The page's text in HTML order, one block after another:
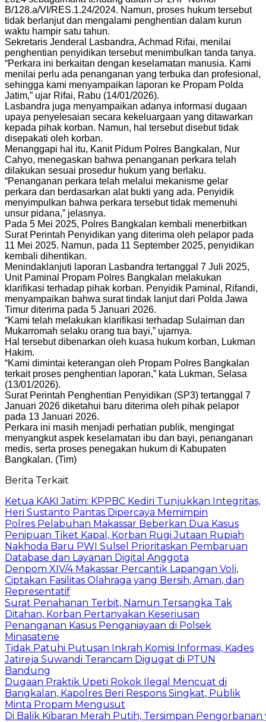
B/128.a/VI/RES.1.24/2024. Namun, proses hukum tersebut
tidak berlanjut dan mengalami penghentian dalam kurun
waktu hampir satu tahun.
Sekretaris Jenderal Lasbandra, Achmad Rifai, menilai
penghentian penyidikan tersebut menimbulkan tanda tanya.
“Perkara ini berkaitan dengan keselamatan manusia. Kami
menilai perlu ada penanganan yang terbuka dan profesional,
sehingga kami menyampaikan laporan ke Propam Polda
Jatim,” ujar Rifai, Rabu (14/01/2026).
Lasbandra juga menyampaikan adanya informasi dugaan
upaya penyelesaian secara kekeluargaan yang ditawarkan
kepada pihak korban. Namun, hal tersebut disebut tidak
disepakati oleh korban.
Menanggapi hal itu, Kanit Pidum Polres Bangkalan, Nur
Cahyo, menegaskan bahwa penanganan perkara telah
dilakukan sesuai prosedur hukum yang berlaku.
“Penanganan perkara telah melalui mekanisme gelar
perkara dan berdasarkan alat bukti yang ada. Penyidik
menyimpulkan bahwa perkara tersebut tidak memenuhi
unsur pidana,” jelasnya.
Pada 5 Mei 2025, Polres Bangkalan kembali menerbitkan
Surat Perintah Penyidikan yang diterima oleh pelapor pada
11 Mei 2025. Namun, pada 11 September 2025, penyidikan
kembali dihentikan.
Menindaklanjuti laporan Lasbandra tertanggal 7 Juli 2025,
Unit Paminal Propam Polres Bangkalan melakukan
klarifikasi terhadap pihak korban. Penyidik Paminal, Rifandi,
menyampaikan bahwa surat tindak lanjut dari Polda Jawa
Timur diterima pada 5 Januari 2026.
“Kami telah melakukan klarifikasi terhadap Sulaiman dan
Mukarromah selaku orang tua bayi,” ujarnya.
Hal tersebut dibenarkan oleh kuasa hukum korban, Lukman
Hakim.
“Kami dimintai keterangan oleh Propam Polres Bangkalan
terkait proses penghentian laporan,” kata Lukman, Selasa
(13/01/2026).
Surat Perintah Penghentian Penyidikan (SP3) tertanggal 7
Januari 2026 diketahui baru diterima oleh pihak pelapor
pada 13 Januari 2026.
Perkara ini masih menjadi perhatian publik, mengingat
menyangkut aspek keselamatan ibu dan bayi, penanganan
medis, serta proses penegakan hukum di Kabupaten
Bangkalan. (Tim)
Berita Terkait
Ketua KAKI Jatim: KPPBC Kediri Tunjukkan Integritas,
Heri Sustanto Pantas Dipercaya Memimpin
Polres Pelabuhan Makassar Beberkan Dua Kasus
Penipuan Tiket Kapal, Korban Rugi Jutaan Rupiah
Nakhoda Baru PWI Sulsel Prioritaskan Pembaruan
Database dan Layanan Digital Anggota
Denpom XIV/4 Makassar Percantik Lapangan Voli,
Ciptakan Fasilitas Olahraga yang Bersih, Aman, dan
Representatif
Surat Penahanan Terbit, Namun Tersangka Tak
Ditahan, Korban Pertanyakan Keseriusan
Penanganan Kasus Penganiayaan di Polsek
Minasatene
Tidak Patuhi Putusan Inkrah Komisi Informasi, Kades
Jatireja Suwandi Terancam Digugat di PTUN
Bandung
Dugaan Praktik Upeti Rokok Ilegal Mencuat di
Bangkalan, Kapolres Beri Respons Singkat, Publik
Minta Propam Mengusut
Di Balik Kibaran Merah Putih, Tersimpan